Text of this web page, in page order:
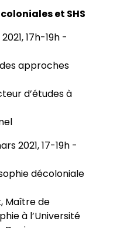
et SHS
17h-19h -
approches
d’études à
2021, 17-19h -
décoloniale
Maître de
à l’Université